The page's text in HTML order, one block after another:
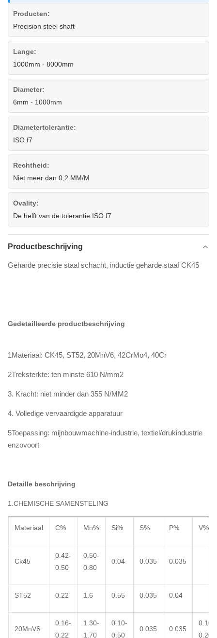
Producten:
Precision steel shaft
Lange:
1000mm - 8000mm
Diameter:
6mm - 1000mm
Diametertolerantie:
ISO f7
Rechtheid:
Niet meer dan 0,2 MM/M
Ovality:
De helft van de tolerantie ISO f7
Productbeschrijving
Geharde precisie staal schacht, inductie geharde staaf CK45
Gedetailleerde productbeschrijving
1Materiaal: CK45, ST52, 20MnV6, 42CrMo4, 40Cr
2Treksterkte: ten minste 610 N/mm2
3. Kracht: niet minder dan 355 N/MM2
4. Volledige vervaardigde apparatuur
5Toepassing: mijnbouwmachine-industrie, textiel/drukindustrie
enzovoort
Detaille beschrijving
1.CHEMISCHE SAMENSTELING
Materiaal C% Mn% Si% S% P% V%
Ck45
0.42-
0.50
0.50-
0.80
0.04 0.035 0.035
ST52 0.22 1.6 0.55 0.035 0.04
20MnV6
0.16-
0.22
1.30-
1.70
0.10-
0.50
0.035 0.035
0.10-
0.20